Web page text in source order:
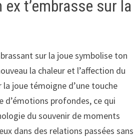
ex t’embrasse sur la
sur la joue symbolise ton
la chaleur et l’affection du
la joue témoigne d’une touche
d’émotions profondes, ce qui
du souvenir de moments
dans des relations passées sans